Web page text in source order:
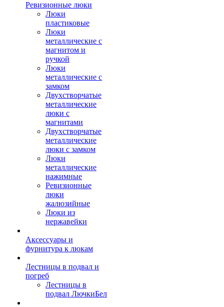
Ревизионные люки
Люки
пластиковые
Люки
металлические с
магнитом и
ручкой
Люки
металлические с
замком
Двухстворчатые
металлические
люки с
магнитами
Двухстворчатые
металлические
люки с замком
Люки
металлические
нажимные
Ревизионные
люки
жалюзийные
Люки из
нержавейки
Аксессуары и
фурнитура к люкам
Лестницы в подвал и
погреб
Лестницы в
подвал ЛючкиБел